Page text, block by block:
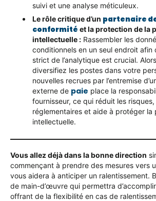
suivi et une analyse méticuleux.
Le rôle critique d’un partenaire
conformité et la protection de la
intellectuelle : Rassembler les
conditionnels en un seul endroit afin
strict de l’analytique est crucial.
diversifiez les postes dans votre
nouvelles recrues par l’entremise
externe de paie place la
fournisseur, ce qui réduit les risques,
réglementaires et aide à protéger la
intellectuelle.
Vous allez déjà dans la bonne direction
commençant à prendre des mesures vers
vous aidera à anticiper un ralentissement.
de main-d’œuvre qui permettra
offrant de la flexibilité en cas de